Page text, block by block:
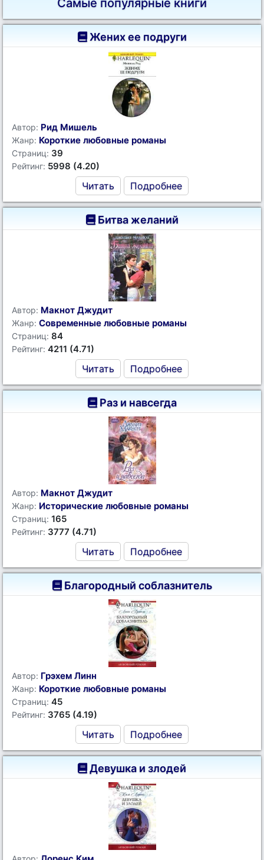
Самые популярные книги
Жених ее подруги
Автор: Рид Мишель
Жанр: Короткие любовные романы
Страниц: 39
Рейтинг: 5998 (4.20)
Читать Подробнее
Битва желаний
Автор: Макнот Джудит
Жанр: Современные любовные романы
Страниц: 84
Рейтинг: 4211 (4.71)
Читать Подробнее
Раз и навсегда
Автор: Макнот Джудит
Жанр: Исторические любовные романы
Страниц: 165
Рейтинг: 3777 (4.71)
Читать Подробнее
Благородный соблазнитель
Автор: Грэхем Линн
Жанр: Короткие любовные романы
Страниц: 45
Рейтинг: 3765 (4.19)
Читать Подробнее
Девушка и злодей